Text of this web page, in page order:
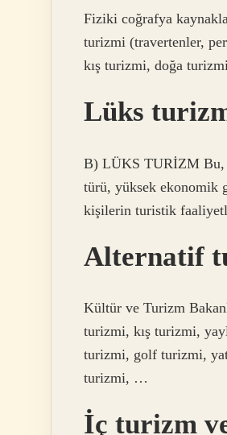
Fiziki coğrafya
turizmi (travertenler,
kış turizmi, doğa
Lüks
B) LÜKS TURİZM Bu,
türü, yüksek ekonomik
kişilerin turistik
Alternatif
Kültür ve Turizm
turizmi, kış turizmi,
turizmi, golf turizmi,
turizmi, …
İç turizm